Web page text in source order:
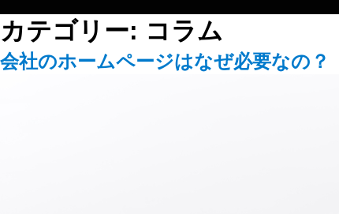
カテゴリー: コラム
会社のホームページはなぜ必要なの？​